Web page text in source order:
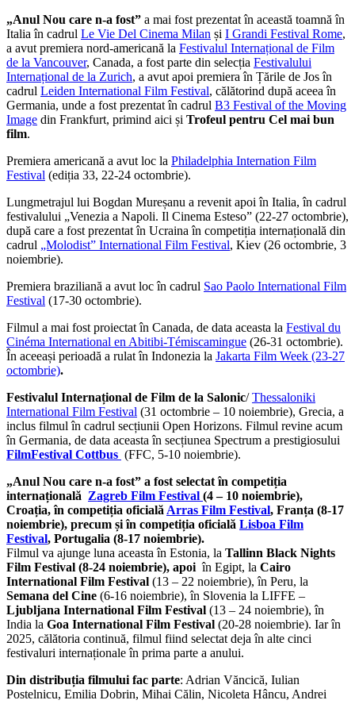
„Anul Nou care n-a fost” a mai fost prezentat în această toamnă în
Italia în cadrul Le Vie Del Cinema Milan și I Grandi Festival Rome,
a avut premiera nord-americană la Festivalul Internațional de Film
de la Vancouver, Canada, a fost parte din selecția Festivalului
Internațional de la Zurich, a avut apoi premiera în Țările de Jos în
cadrul Leiden International Film Festival, călătorind după aceea în
Germania, unde a fost prezentat în cadrul B3 Festival of the Moving
Image din Frankfurt, primind aici și Trofeul pentru Cel mai bun
film.
Premiera americană a avut loc la Philadelphia Internation Film
Festival (ediția 33, 22-24 octombrie).
Lungmetrajul lui Bogdan Mureșanu a revenit apoi în Italia, în cadrul
festivalului „Venezia a Napoli. Il Cinema Esteso” (22-27 octombrie),
după care a fost prezentat în Ucraina în competiția internațională din
cadrul „Molodist” International Film Festival, Kiev (26 octombrie, 3
noiembrie).
Premiera braziliană a avut loc în cadrul Sao Paolo International Film
Festival (17-30 octombrie).
Filmul a mai fost proiectat în Canada, de data aceasta la Festival du
Cinéma International en Abitibi-Témiscamingue (26-31 octombrie).
În aceeași perioadă a rulat în Indonezia la Jakarta Film Week (23-27
octombrie).
Festivalul Internațional de Film de la Salonic/Thessaloniki
International Film Festival (31 octombrie – 10 noiembrie), Grecia, a
inclus filmul în cadrul secțiunii Open Horizons. Filmul revine acum
în Germania, de data aceasta în secțiunea Spectrum a prestigiosului
FilmFestival Cottbus (FFC, 5-10 noiembrie).
„Anul Nou care n-a fost” a fost selectat în competiția
internațională Zagreb Film Festival (4 – 10 noiembrie),
Croația, în competiția oficială Arras Film Festival, Franța (8-17
noiembrie), precum și în competiția oficială Lisboa Film
Festival, Portugalia (8-17 noiembrie).
Filmul va ajunge luna aceasta în Estonia, la Tallinn Black Nights
Film Festival (8-24 noiembrie), apoi în Egipt, la Cairo
International Film Festival (13 – 22 noiembrie), în Peru, la
Semana del Cine (6-16 noiembrie), în Slovenia la LIFFE –
Ljubljana International Film Festival (13 – 24 noiembrie), în
India la Goa International Film Festival (20-28 noiembrie). Iar în
2025, călătoria continuă, filmul fiind selectat deja în alte cinci
festivaluri internaționale în prima parte a anului.
Din distribuția filmului fac parte: Adrian Văncică, Iulian
Postelnicu, Emilia Dobrin, Mihai Călin, Nicoleta Hâncu, Andrei